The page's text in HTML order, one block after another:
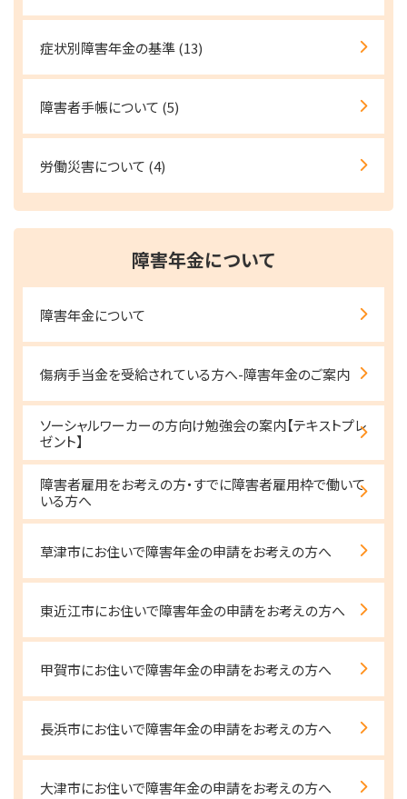
症状別障害年金の基準(13)
障害者手帳について (5)
労働災害について (4)
障害年金について
障害年金について
傷病手当金を受給されている方へ-障害年金のご案内
ソーシャルワーカーの方向け勉強会の案内【テキストプレ
ゼント】
障害者雇用をお考えの方・すでに障害者雇用枠で働いて
いる方へ
草津市にお住いで障害年金の申請をお考えの方へ
東近江市にお住いで障害年金の申請をお考えの方へ
甲賀市にお住いで障害年金の申請をお考えの方へ
長浜市にお住いで障害年金の申請をお考えの方へ
大津市にお住いで障害年金の申請をお考えの方へ